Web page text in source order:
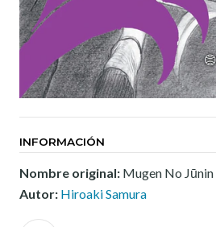
INFORMACIÓN
Nombre original: Mugen No Jūnin
Autor: Hiroaki Samura